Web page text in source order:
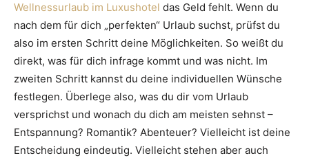
Wellnessurlaub im Luxushotel das Geld fehlt. Wenn du
nach dem für dich „perfekten“ Urlaub suchst, prüfst du
also im ersten Schritt deine Möglichkeiten. So weißt du
direkt, was für dich infrage kommt und was nicht. Im
zweiten Schritt kannst du deine individuellen Wünsche
festlegen. Überlege also, was du dir vom Urlaub
versprichst und wonach du dich am meisten sehnst –
Entspannung? Romantik? Abenteuer? Vielleicht ist deine
Entscheidung eindeutig. Vielleicht stehen aber auch